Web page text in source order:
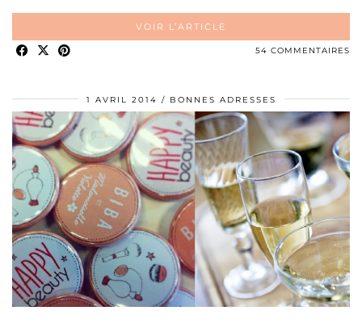
VOIR L’ARTICLE
54 COMMENTAIRES
1 AVRIL 2014 BONNES ADRESSES